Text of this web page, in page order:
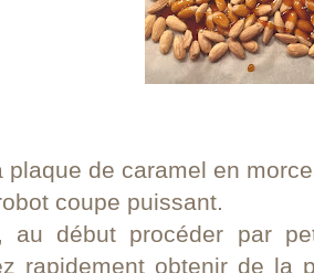
plaque de caramel en
coupe puissant.
au début procéder par
rapidement obtenir de la